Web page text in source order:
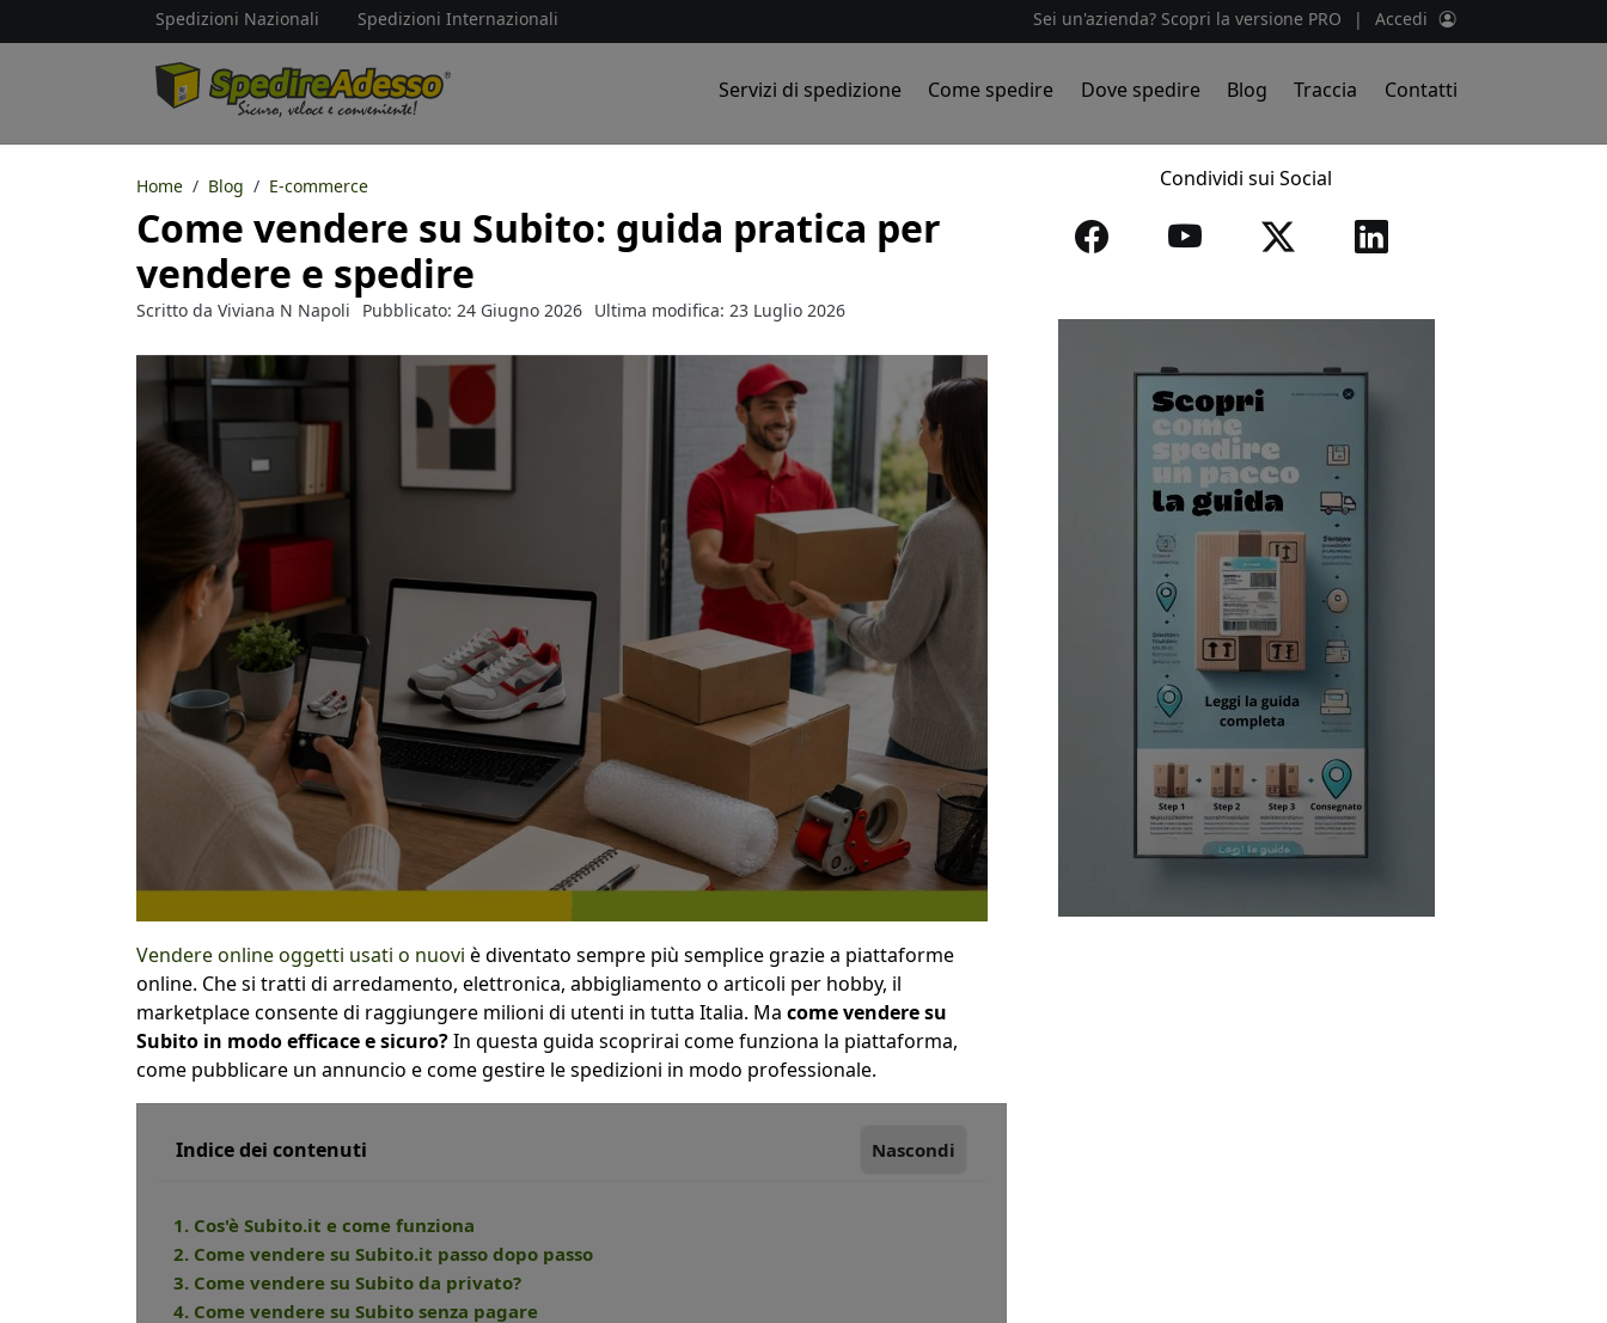
Spedizioni Nazionali Spedizioni Internazionali Sei un'azienda? Scopri la versione PRO | Accedi
Servizi di spedizione Come spedire Dove spedire Blog Traccia Contatti
Home Blog E-commerce
Come vendere su Subito: guida pratica per
vendere e spedire
Scritto da Viviana N Napoli Pubblicato: 24 Giugno 2026 Ultima modifica: 23 Luglio 2026
Vendere online oggetti usati o nuovi è diventato sempre più semplice grazie a piattaforme
online. Che si tratti di arredamento, elettronica, abbigliamento o articoli per hobby, il
marketplace consente di raggiungere milioni di utenti in tutta Italia. Ma come vendere su
Subito in modo efficace e sicuro?In questa guida scoprirai come funziona la piattaforma,
come pubblicare un annuncio e come gestire le spedizioni in modo professionale.
Indice dei contenuti Nascondi
1. Cos'è Subito.it e come funziona
2. Come vendere su Subito.it passo dopo passo
3. Come vendere su Subito da privato?
4. Come vendere su Subito senza pagare
Condividi sui Social